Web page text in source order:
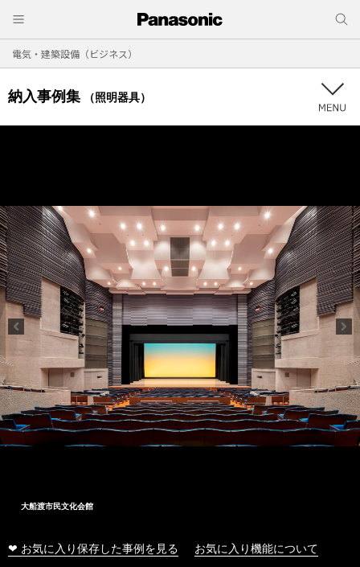
電気・建築設備（ビジネス）
納入事例集 （照明器具）
大船渡市民文化会館
❤ お気に入り保存した事例を見る お気に入り機能について